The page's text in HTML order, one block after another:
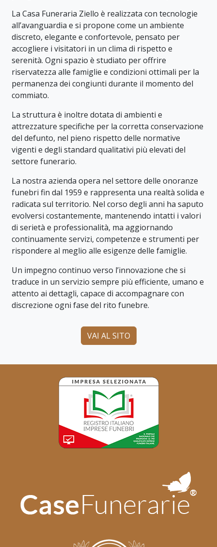
La Casa Funeraria Ziello è realizzata con tecnologie
all’avanguardia e si propone come un ambiente
discreto, elegante e confortevole, pensato per
accogliere i visitatori in un clima di rispetto e
serenità. Ogni spazio è studiato per offrire
riservatezza alle famiglie e condizioni ottimali per la
permanenza dei congiunti durante il momento del
commiato.
La struttura è inoltre dotata di ambienti e
attrezzature specifiche per la corretta conservazione
del defunto, nel pieno rispetto delle normative
vigenti e degli standard qualitativi più elevati del
settore funerario.
La nostra azienda opera nel settore delle onoranze
funebri fin dal 1959 e rappresenta una realtà solida e
radicata sul territorio. Nel corso degli anni ha saputo
evolversi costantemente, mantenendo intatti i valori
di serietà e professionalità, ma aggiornando
continuamente servizi, competenze e strumenti per
rispondere al meglio alle esigenze delle famiglie.
Un impegno continuo verso l’innovazione che si
traduce in un servizio sempre più efficiente, umano e
attento ai dettagli, capace di accompagnare con
discrezione ogni fase del rito funebre.
VAI AL SITO